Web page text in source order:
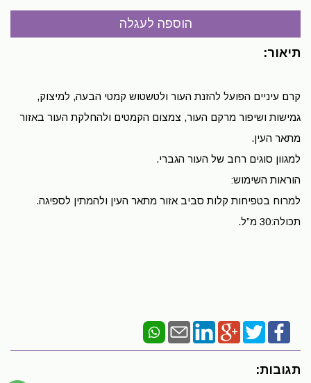
תיאור:
קרם עיניים הפועל להזנת העור ולטשטוש קמטי הבעה, למיצוק,
גמישות ושיפור מרקם העור, צמצום הקמטים ולהחלקת העור באזור
מתאר העין.
למגוון סוגים רחב של העור הגברי.
הוראות השימוש:
למרוח בטפיחות קלות סביב אזור מתאר העין ולהמתין לספיגה.
תכולה:30 מ”ל.
תגובות: